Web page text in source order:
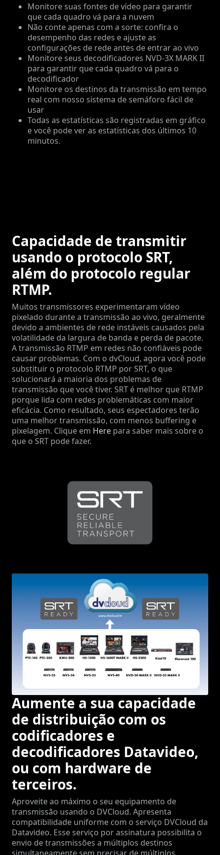
Monitore suas fontes de vídeo para garantir
que cada quadro vá para a nuvem
Não conte apenas com a sorte: confira o
desempenho das redes e ajuste as
configurações de rede antes de entrar ao vivo
Monitore seus decodificadores NVD-3X MARK II
para garantir que cada quadro vá para o
decodificador
Monitore os destinos da transmissão em tempo
real com nosso sistema de semáforo fácil de
usar
Todas as estatísticas são registradas em gráfico
e você pode ver as estatísticas dos últimos 10
minutos.
Capacidade de transmitir
usando o protocolo SRT,
além do protocolo regular
RTMP.
Muitos transmissores experimentaram vídeo
pixelado durante a transmissão ao vivo, geralmente
devido a ambientes de rede instáveis causados pela
volatilidade da largura de banda e perda de pacote.
A transmissão RTMP em redes não confiáveis pode
causar problemas. Com o dvCloud, agora você pode
substituir o protocolo RTMP por SRT, o que
solucionará a maioria dos problemas de
transmissão que você tiver. SRT é melhor que RTMP
porque lida com redes problemáticas com maior
eficácia. Como resultado, seus espectadores terão
uma melhor transmissão, com menos buffering e
pixelagem. Clique em Here para saber mais sobre o
que o SRT pode fazer.
Aumente a sua capacidade
de distribuição com os
codificadores e
decodificadores Datavideo,
ou com hardware de
terceiros.
Aproveite ao máximo o seu equipamento de
transmissão usando o DVCloud. Apresenta
compatibilidade uniforme com o serviço DVCloud da
Datavideo. Esse serviço por assinatura possibilita o
envio de transmissões a múltiplos destinos